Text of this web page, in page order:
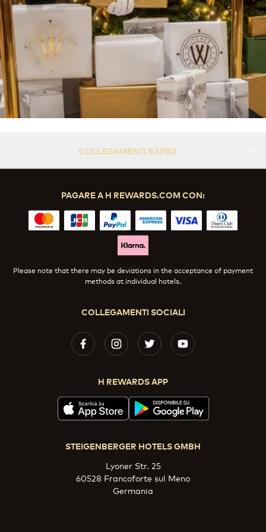
COLLEGAMENTI RAPIDI
COLLEGAMENTI SOCIALI
H REWARDS APP
PAGARE A H REWARDS.COM CON:
Please note that there may be deviations in the acceptance of payment
methods at individual hotels.
STEIGENBERGER HOTELS GMBH
Lyoner Str. 25
60528 Francoforte sul Meno
Germania